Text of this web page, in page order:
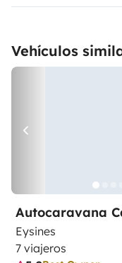
Vehículos
Autocaravana
Eysines
7 viajeros